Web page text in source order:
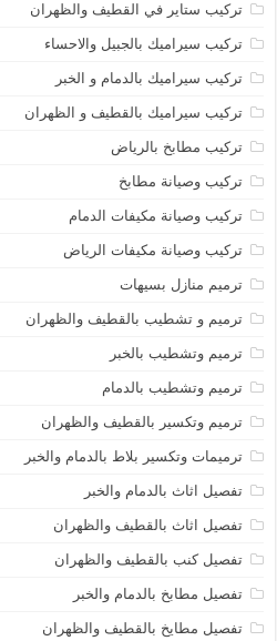
تركيب ستاير في القطيف والظهران
تركيب سيراميك بالجبيل والاحساء
تركيب سيراميك بالدمام و الخبر
تركيب سيراميك بالقطيف و الظهران
تركيب مطابخ بالرياض
تركيب وصيانة مطابخ
تركيب وصيانة مكيفات الدمام
تركيب وصيانة مكيفات الرياض
ترميم منازل بسيهات
ترميم و تشطيب بالقطيف والظهران
ترميم وتشطيب بالخبر
ترميم وتشطيب بالدمام
ترميم وتكسير بالقطيف والظهران
ترميمات وتكسير بلاط بالدمام والخبر
تفصيل اثاث بالدمام والخبر
تفصيل اثاث بالقطيف والظهران
تفصيل كنب بالقطيف والظهران
تفصيل مطابخ بالدمام والخبر
تفصيل مطايخ بالقطيف والظهران